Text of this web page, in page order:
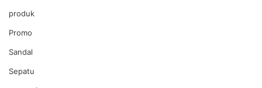
produk
Promo
Sandal
Sepatu